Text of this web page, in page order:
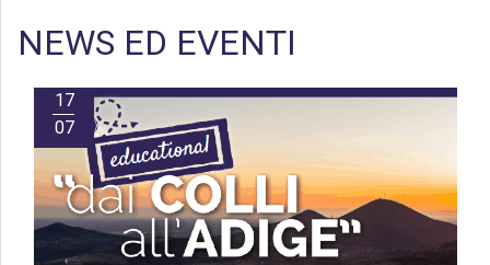
NEWS ED EVENTI
17
07